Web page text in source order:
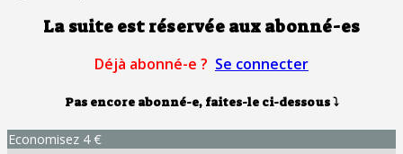
La suite est réservée aux abonné-es
Déjà abonné-e ? Se connecter
Pas encore abonné-e, faites-le ci-dessous⤵
Economisez 4 €